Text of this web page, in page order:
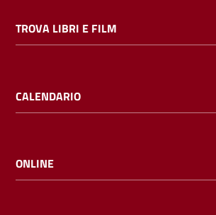
ragazzi
i
l
TROVA LIBRI E FILM
CALENDARIO
ONLINE